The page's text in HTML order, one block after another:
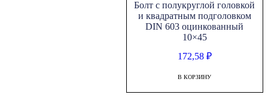
Болт с полукруглой головкой
и квадратным подголовком
DIN 603 оцинкованный
10×45
172,58 ₽
В КОРЗИНУ